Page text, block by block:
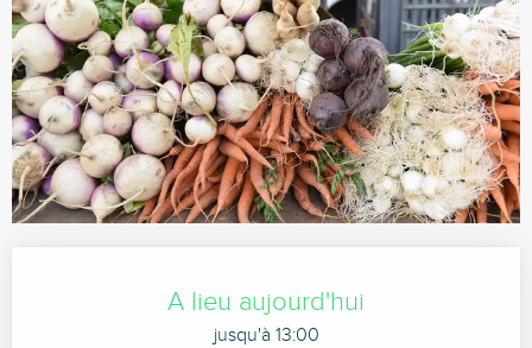
A lieu aujourd'hui
jusqu'à 13:00